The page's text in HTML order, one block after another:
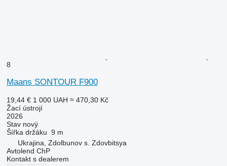
8
Maans SONTOUR F900
19,44 € 1 000 UAH ≈ 470,30 Kč
Žací ústrojí
2026
Stavnový
Šířka držáku 9 m
Ukrajina, Zdolbunov s. Zdovbitsya
Avtolend ChP
Kontakt s dealerem